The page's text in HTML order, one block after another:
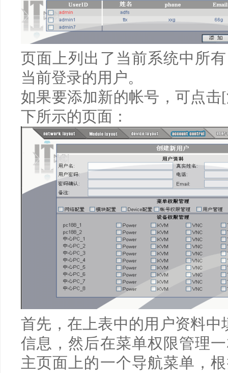
页面上列出了当前系统中所
当前登录的用户。
如果要添加新的帐号，可点击[
下所示的页面：
首先，在上表中的用户资料中
信息，然后在菜单权限管理
主页面上的一个导航菜单，